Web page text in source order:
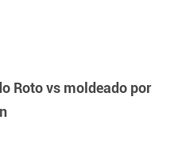
Roto vs moldeado por